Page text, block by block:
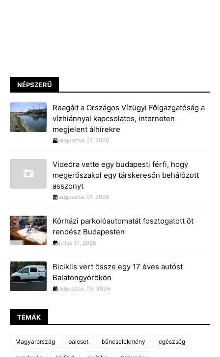
NÉPSZERŰ
Reagált a Országos Vízügyi Főigazgatóság a
vízhiánnyal kapcsolatos, interneten
megjelent álhírekre
augusztus 01, 2026
Videóra vette egy budapesti férfi, hogy
megerőszakol egy társkeresőn behálózott
asszonyt
augusztus 01, 2026
Kórházi parkolóautomatát fosztogatott öt
rendész Budapesten
július 31, 2026
Biciklis vert össze egy 17 éves autóst
Balatongyörökön
augusztus 05, 2026
TÉMÁK
Magyarország baleset bűncselekmény egészség